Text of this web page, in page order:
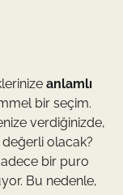
anlamlı
bir seçim.
verdiğinizde,
olacak?
bir puro
Bu nedenle,